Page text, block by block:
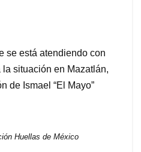
se está atendiendo con
situación en Mazatlán,
de Ismael “El Mayo”
Huellas de México